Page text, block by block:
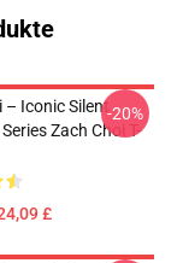
– Iconic Silent
Zach Choi T-
£
-20%